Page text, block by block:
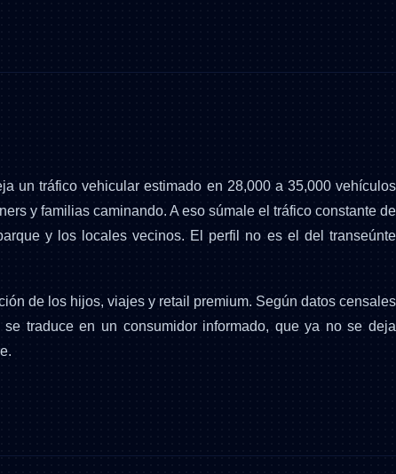
un tráfico vehicular estimado en 28,000 a 35,000 vehículos
y familias caminando. A eso súmale el tráfico constante de
y los locales vecinos. El perfil no es el del transeúnte
de los hijos, viajes y retail premium. Según datos censales
traduce en un consumidor informado, que ya no se deja